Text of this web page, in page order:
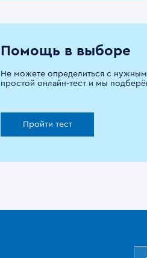
Помощь в выборе
Не можете определиться с
простой онлайн-тест и мы
Пройти тест